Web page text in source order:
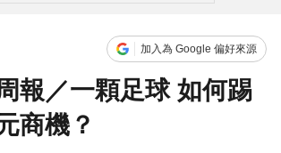
加入為 Google 偏好來源
報／一顆足球 如何踢
商機？